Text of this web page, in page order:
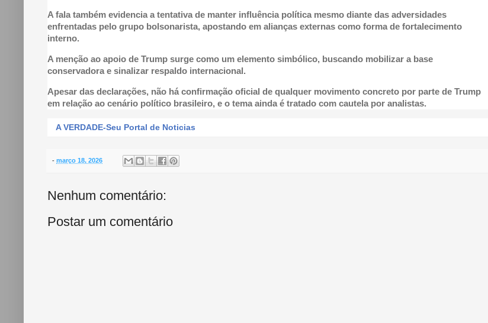
A fala também evidencia a tentativa de manter influência política mesmo diante das adversidades
enfrentadas pelo grupo bolsonarista, apostando em alianças externas como forma de fortalecimento
interno.
A menção ao apoio de Trump surge como um elemento simbólico, buscando mobilizar a base
conservadora e sinalizar respaldo internacional.
Apesar das declarações, não há confirmação oficial de qualquer movimento concreto por parte de Trump
em relação ao cenário político brasileiro, e o tema ainda é tratado com cautela por analistas.
A VERDADE-Seu Portal de Noticias
- março 18, 2026
Nenhum comentário:
Postar um comentário